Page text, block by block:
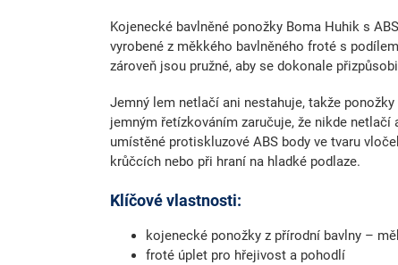
Kojenecké bavlněné ponožky Boma Huhik s
vyrobené z měkkého bavlněného froté s
zároveň jsou pružné, aby se dokonale
Jemný lem netlačí ani nestahuje, takže
jemným řetízkováním zaručuje, že nikde
umístěné protiskluzové ABS body ve tvaru
krůčcích nebo při hraní na hladké podlaze.
Klíčové vlastnosti:
kojenecké ponožky z přírodní bavlny –
froté úplet pro hřejivost a pohodlí